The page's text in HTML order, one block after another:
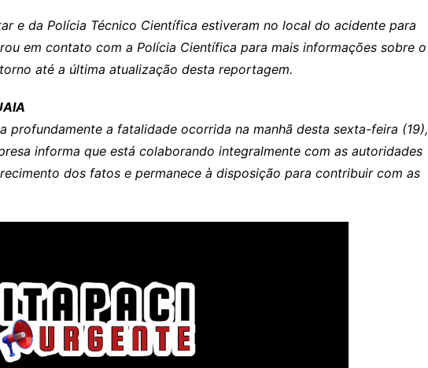
e da Polícia Técnico Científica estiveram no local do acidente para
em contato com a Polícia Científica para mais informações sobre o
até a última atualização desta reportagem.
profundamente a fatalidade ocorrida na manhã desta sexta-feira (19),
informa que está colaborando integralmente com as autoridades
dos fatos e permanece à disposição para contribuir com as